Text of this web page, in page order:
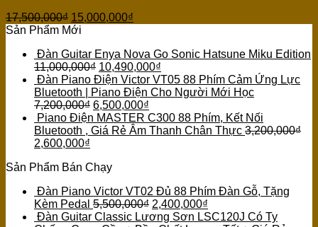
17,500,000₫ 15,000,000₫
Sản Phẩm Mới
Đàn Guitar Enya Nova Go Sonic Hatsune Miku Edition
11,000,000₫ 10,490,000₫
Đàn Piano Điện Victor VT05 88 Phím Cảm Ứng Lực
Bluetooth | Piano Điện Cho Người Mới Học
7,200,000₫ 6,500,000₫
Piano Điện MASTER C300 88 Phím, Kết Nối
Bluetooth , Giá Rẻ Âm Thanh Chân Thực 3,200,000₫
2,600,000₫
Sản Phẩm Bán Chạy
Đàn Piano Victor VT02 Đủ 88 Phím Đàn Gỗ, Tặng
Kèm Pedal 5,500,000₫ 2,400,000₫
Đàn Guitar Classic Lương Sơn LSC120J Có Ty